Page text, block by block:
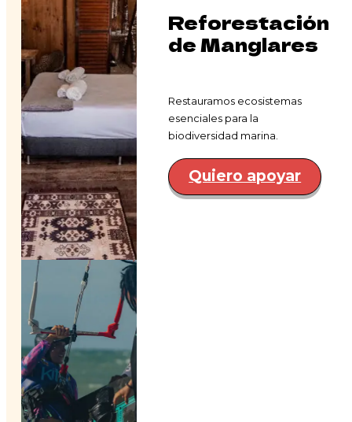
Reforestación
de Manglares
Restauramos ecosistemas
esenciales para la
biodiversidad marina.
Quiero apoyar